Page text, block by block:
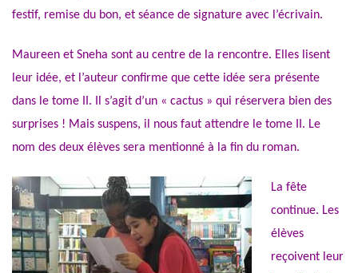
festif, remise du bon, et séance de signature avec l’écrivain.
Maureen et Sneha sont au centre de la rencontre. Elles lisent
leur idée, et l’auteur confirme que cette idée sera présente
dans le tome II. Il s’agit d’un « cactus » qui réservera bien des
surprises ! Mais suspens, il nous faut attendre le tome II. Le
nom des deux élèves sera mentionné à la fin du roman.
La fête
continue. Les
élèves
reçoivent leur